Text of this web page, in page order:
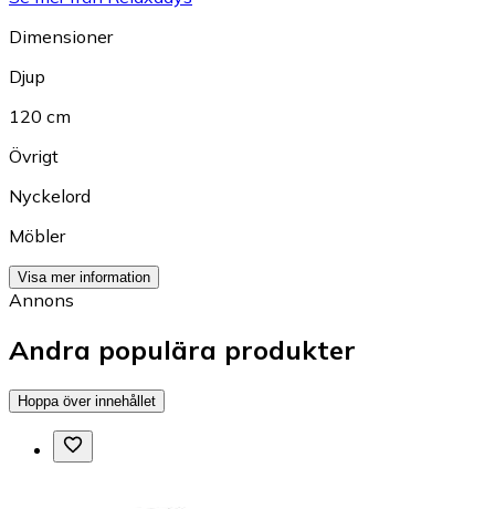
Dimensioner
Djup
120 cm
Övrigt
Nyckelord
Möbler
Visa mer information
Annons
Andra populära produkter
Hoppa över innehållet